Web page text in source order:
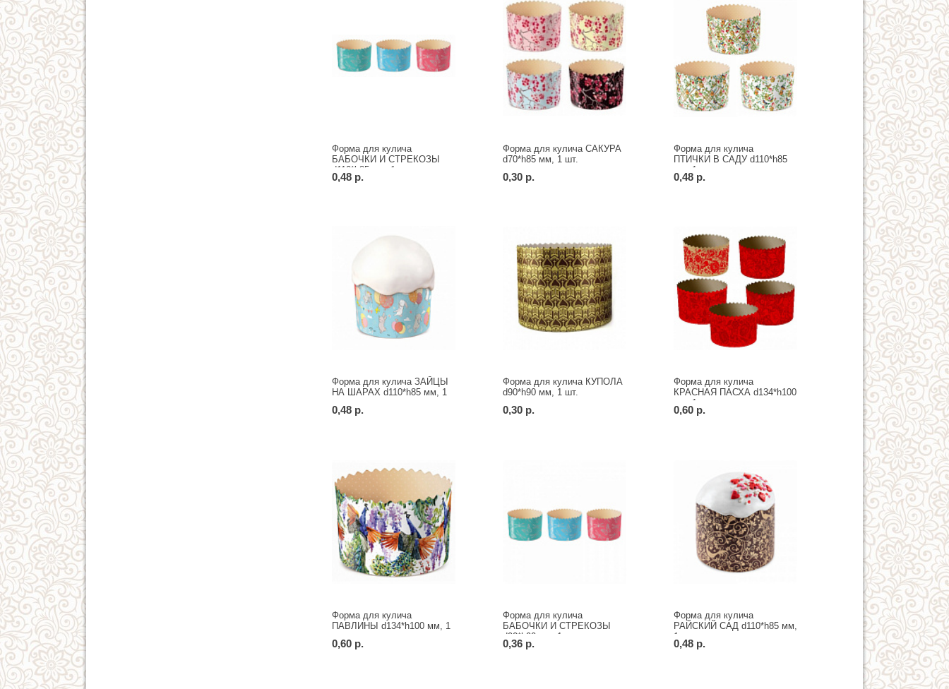
Форма для кулича
БАБОЧКИ И СТРЕКОЗЫ
d110*h85 мм, 1 шт.
0,48 р.
Форма для кулича САКУРА
d70*h85 мм, 1 шт.
0,30 р.
Форма для кулича
ПТИЧКИ В САДУ d110*h85
мм, 1 шт.
0,48 р.
Форма для кулича ЗАЙЦЫ
НА ШАРАХ d110*h85 мм, 1
0,48 р.
Форма для кулича КУПОЛА
d90*h90 мм, 1 шт.
0,30 р.
Форма для кулича
КРАСНАЯ ПАСХА d134*h100
мм, 1 шт.
0,60 р.
Форма для кулича
ПАВЛИНЫ d134*h100 мм, 1
0,60 р.
Форма для кулича
БАБОЧКИ И СТРЕКОЗЫ
d90*h90 мм, 1 шт.
0,36 р.
Форма для кулича
РАЙСКИЙ САД d110*h85 мм,
1 шт.
0,48 р.